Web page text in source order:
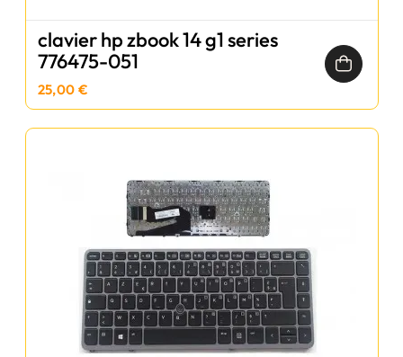
clavier hp zbook 14 g1 series
776475-051
25,00 €